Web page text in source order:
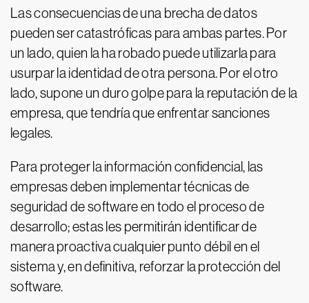
Las consecuencias de una brecha de datos
pueden ser catastróficas para ambas partes. Por
un lado, quien la ha robado puede utilizarla para
usurpar la identidad de otra persona. Por el otro
lado, supone un duro golpe para la reputación de la
empresa, que tendría que enfrentar sanciones
legales.
Para proteger la información confidencial, las
empresas deben implementar técnicas de
seguridad de software en todo el proceso de
desarrollo; estas les permitirán identificar de
manera proactiva cualquier punto débil en el
sistema y, en definitiva, reforzar la protección del
software.